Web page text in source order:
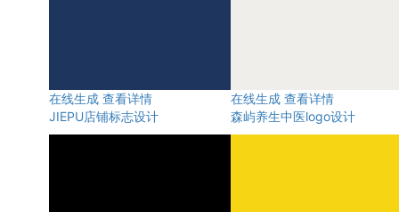
在线生成 查看详情
JIEPU店铺标志设计
在线生成 查看详情
森屿养生中医logo设计